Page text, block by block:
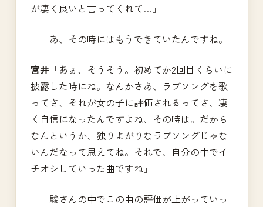
が凄く良いと言ってくれて…」
──あ、その時にはもうできていたんですね。
宮井 「あぁ、そうそう。初めてか2回目くらいに
披露した時にね。なんかさあ、ラブソングを歌
ってさ、それが女の子に評価されるってさ、凄
く自信になったんですよね、その時は。だから
なんというか、独りよがりなラブソングじゃな
いんだなって思えてね。それで、自分の中でイ
チオシしていった曲ですね」
──駿さんの中でこの曲の評価が上がっていっ